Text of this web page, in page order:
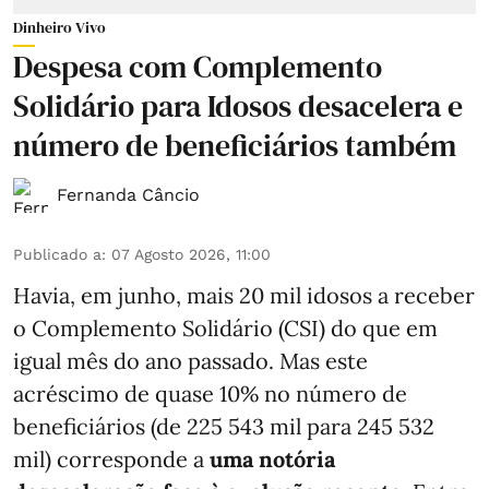
Dinheiro Vivo
Despesa com Complemento
Solidário para Idosos desacelera e
número de beneficiários também
Fernanda Câncio
Publicado a: 07 Agosto 2026, 11:00
Havia, em junho, mais 20 mil idosos a receber
o Complemento Solidário (CSI) do que em
igual mês do ano passado. Mas este
acréscimo de quase 10% no número de
beneficiários (de 225 543 mil para 245 532
mil) corresponde a uma notória